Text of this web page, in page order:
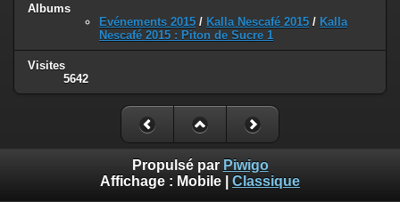
Albums
Evénements 2015 / Kalla Nescafé 2015 / Kalla
Nescafé 2015 : Piton de Sucre 1
Visites
5642
Propulsé par Piwigo
Affichage : Mobile Classique